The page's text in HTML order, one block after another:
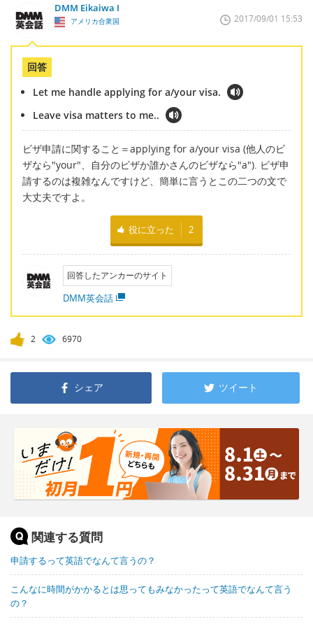
DMM Eikaiwa I
アメリカ合衆国 2017/09/01 15:53
回答
Let me handle applying for a/your visa.
Leave visa matters to me..
ビザ申請に関すること＝applying for a/your visa (他人のビ
ザなら"your"、自分のビザか誰かさんのビザなら"a"). ビザ申
請するのは複雑なんですけど、簡単に言うとこの二つの文で
大丈夫ですよ。
役に立った 2
回答したアンカーのサイト
DMM英会話
2 6970
シェア ツイート
関連する質問
申請するって英語でなんて言うの？
こんなに時間がかかるとは思ってもみなかったって英語でなんて言う
の？